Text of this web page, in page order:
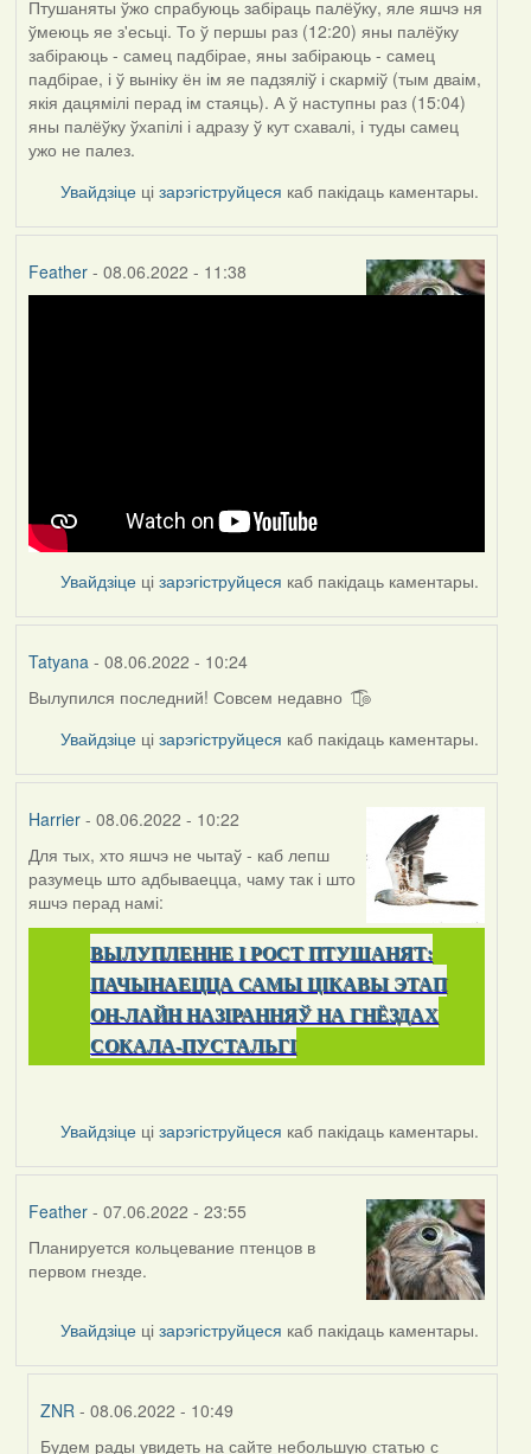
Птушаняты ўжо спрабуюць забіраць палёўку, яле яшчэ ня
ўмеюць яе з'есьці. То ў першы раз (12:20) яны палёўку
забіраюць - самец падбірае, яны забіраюць - самец
падбірае, і ў выніку ён ім яе падзяліў і скарміў (тым дваім,
якія дацямілі перад ім стаяць). А ў наступны раз (15:04)
яны палёўку ўхапілі і адразу ў кут схавалі, і туды самец
ужо не палез.
Увайдзіце цізарэгіструйцеся каб пакідаць каментары.
Feather- 08.06.2022 - 11:38
Увайдзіце цізарэгіструйцеся каб пакідаць каментары.
Tatyana- 08.06.2022 - 10:24
Вылупился последний! Совсем недавно ͡๏̮͡๏
Увайдзіце цізарэгіструйцеся каб пакідаць каментары.
Harrier- 08.06.2022 - 10:22
Для тых, хто яшчэ не чытаў - каб лепш
разумець што адбываецца, чаму так і што
яшчэ перад намі:
ВЫЛУПЛЕННЕ I РОСТ ПТУШАНЯТ:
ПАЧЫНАЕЦЦА САМЫ ЦІКАВЫ ЭТАП
ОН-ЛАЙН НАЗІРАННЯЎ НА ГНЁЗДАХ
СОКАЛА-ПУСТАЛЬГІ
Увайдзіце цізарэгіструйцеся каб пакідаць каментары.
Feather- 07.06.2022 - 23:55
Планируется кольцевание птенцов в
первом гнезде.
Увайдзіце цізарэгіструйцеся каб пакідаць каментары.
ZNR - 08.06.2022 - 10:49
Будем рады увидеть на сайте небольшую статью с